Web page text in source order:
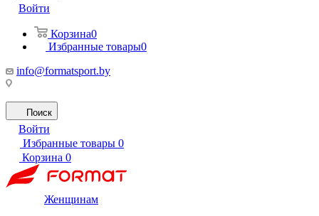
Войти
Корзина0
Избранные товары0
info@formatsport.by
Поиск
Войти
Избранные товары 0
Корзина 0
Женщинам